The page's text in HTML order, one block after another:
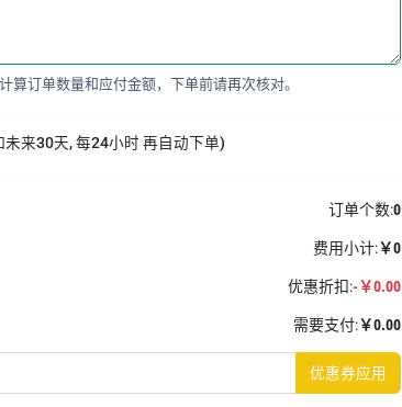
算订单数量和应付金额，下单前请再次核对。
未来30天, 每24小时 再自动下单)
订单个数:0
费用小计:￥0
优惠折扣:-￥0.00
需要支付:￥0.00
优惠券应用